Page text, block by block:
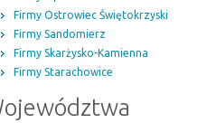
Firmy Ostrowiec Świętokrzyski
Firmy Sandomierz
Firmy Skarżysko-Kamienna
Firmy Starachowice